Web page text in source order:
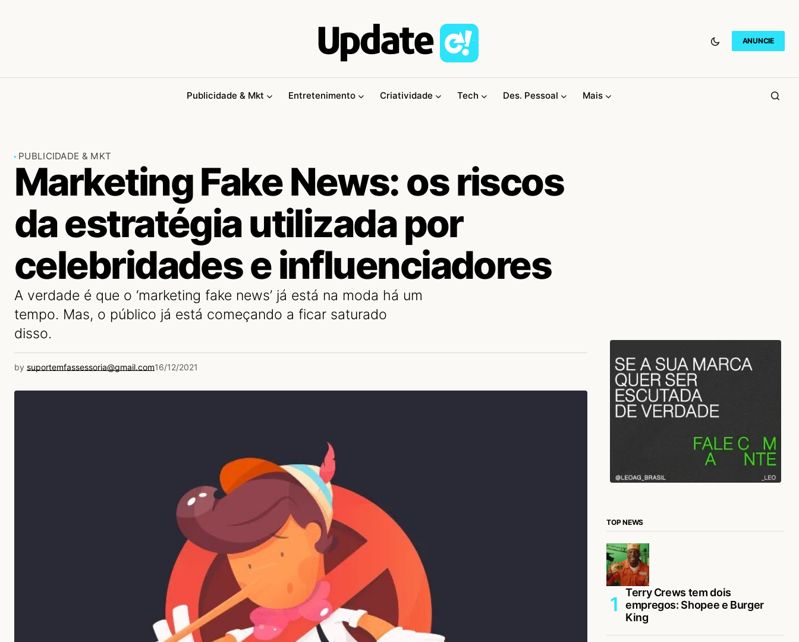
ANUNCIE
Publicidade & Mkt Entretenimento Criatividade Tech Des. Pessoal Mais
PUBLICIDADE & MKT
Marketing Fake News: os riscos
da estratégia utilizada por
celebridades e influenciadores
A verdade é que o ‘marketing fake news’ já está na moda há um
tempo. Mas, o público já está começando a ficar saturado
disso.
by suportemfassessoria@gmail.com16/12/2021
TOP NEWS
Terry Crews tem dois
empregos: Shopee e Burger
King